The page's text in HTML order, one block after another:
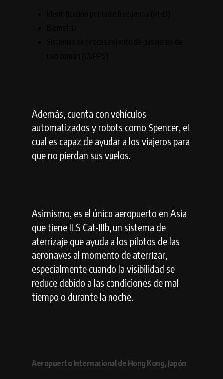
Además, cuenta con vehículos
automatizados y robots como Spencer, el
cual es capaz de ayudar a los viajeros para
que no pierdan sus vuelos.
Asimismo, es el único aeropuerto en Asia
que tiene ILS Cat-IIIb, un sistema de
aterrizaje que ayuda a los pilotos de las
aeronaves al momento de aterrizar,
especialmente cuando la visibilidad se
reduce debido a las condiciones de mal
tiempo o durante la noche.
Aeropuerto Internacional de Hong Kong, Japón